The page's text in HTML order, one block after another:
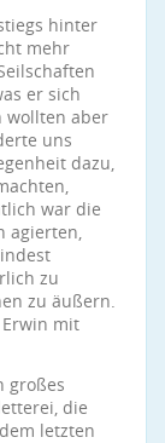
hinter
mehr
er sich
wollten aber
uns
dazu,
war die
agierten,
zu
zu äußern.
mit
großes
die
letzten